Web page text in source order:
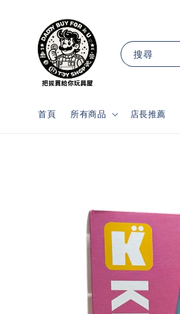
搜尋
首頁 所有商品 店長推薦